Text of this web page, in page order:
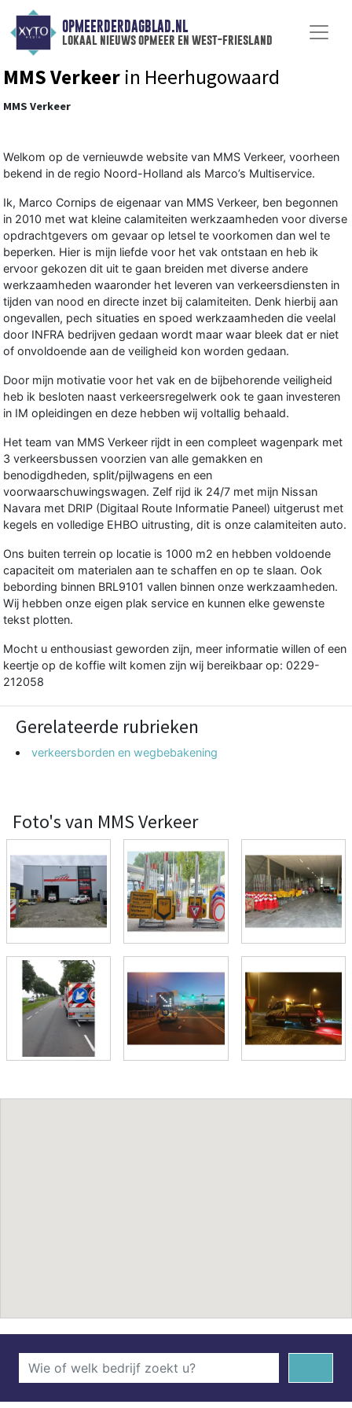
OPMEERDERDAGBLAD.NL
lokaal nieuws opmeer en west-friesland
MMS Verkeer in Heerhugowaard
MMS Verkeer
Welkom op de vernieuwde website van MMS Verkeer, voorheen
bekend in de regio Noord-Holland als Marco’s Multiservice.
Ik, Marco Cornips de eigenaar van MMS Verkeer, ben begonnen
in 2010 met wat kleine calamiteiten werkzaamheden voor diverse
opdrachtgevers om gevaar op letsel te voorkomen dan wel te
beperken. Hier is mijn liefde voor het vak ontstaan en heb ik
ervoor gekozen dit uit te gaan breiden met diverse andere
werkzaamheden waaronder het leveren van verkeersdiensten in
tijden van nood en directe inzet bij calamiteiten. Denk hierbij aan
ongevallen, pech situaties en spoed werkzaamheden die veelal
door INFRA bedrijven gedaan wordt maar waar bleek dat er niet
of onvoldoende aan de veiligheid kon worden gedaan.
Door mijn motivatie voor het vak en de bijbehorende veiligheid
heb ik besloten naast verkeersregelwerk ook te gaan investeren
in IM opleidingen en deze hebben wij voltallig behaald.
Het team van MMS Verkeer rijdt in een compleet wagenpark met
3 verkeersbussen voorzien van alle gemakken en
benodigdheden, split/pijlwagens en een
voorwaarschuwingswagen. Zelf rijd ik 24/7 met mijn Nissan
Navara met DRIP (Digitaal Route Informatie Paneel) uitgerust met
kegels en volledige EHBO uitrusting, dit is onze calamiteiten auto.
Ons buiten terrein op locatie is 1000 m2 en hebben voldoende
capaciteit om materialen aan te schaffen en op te slaan. Ook
bebording binnen BRL9101 vallen binnen onze werkzaamheden.
Wij hebben onze eigen plak service en kunnen elke gewenste
tekst plotten.
Mocht u enthousiast geworden zijn, meer informatie willen of een
keertje op de koffie wilt komen zijn wij bereikbaar op: 0229-
212058
Gerelateerde rubrieken
verkeersborden en wegbebakening
Foto's van MMS Verkeer